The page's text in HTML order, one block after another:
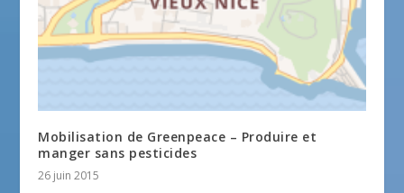
Mobilisation de Greenpeace – Produire et
manger sans pesticides
26 juin 2015